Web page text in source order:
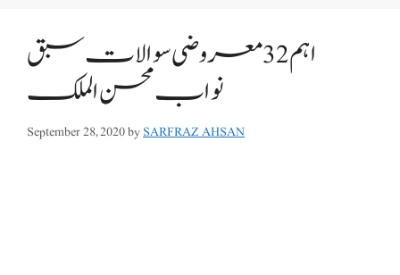
اہم 32 معروضی سوالات سبق
نواب محسن الملک
September 28, 2020bySARFRAZ AHSAN